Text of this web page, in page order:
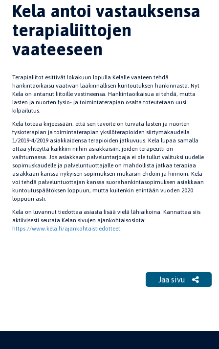
Kela antoi vastauksensa
terapialiittojen
vaateeseen
Terapialiitot esittivät lokakuun lopulla Kelalle vaateen tehdä
hankintaoikaisu vaativan lääkinnällisen kuntoutuksen hankinnasta. Nyt
Kela on antanut liitoille vastineensa. Hankintaoikaisua ei tehdä, mutta
lasten ja nuorten fysio- ja toimintaterapian osalta toteutetaan uusi
kilpailutus.
Kela toteaa kirjeessään, että sen tavoite on turvata lasten ja nuorten
fysioterapian ja toimintaterapian yksilöterapioiden siirtymäkaudella
1/2019-4/2019 asiakkaidensa terapioiden jatkuvuus. Kela lupaa samalla
ottaa yhteyttä kaikkiin niihin asiakkaisiin, joiden terapeutti on
vaihtumassa. Jos asiakkaan palveluntarjoaja ei ole tullut valituksi uudelle
sopimuskaudelle ja palveluntuottajalle on mahdollista jatkaa terapiaa
asiakkaan kanssa nykyisen sopimuksen mukaisin ehdoin ja hinnoin, Kela
voi tehdä palveluntuottajan kanssa suorahankintasopimuksen asiakkaan
kuntoutuspäätöksen loppuun, mutta kuitenkin enintään vuoden 2020
loppuun asti.
Kela on luvannut tiedottaa asiasta lisää vielä lähiaikoina. Kannattaa siis
aktiivisesti seurata Kelan sivujen ajankohtaisosiota:
https://www.kela.fi/ajankohtaistiedotteet.
Jaa sivu